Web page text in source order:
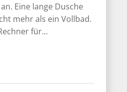
Eine lange Dusche
mehr als ein Vollbad.
für...